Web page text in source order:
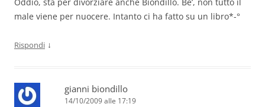
Oddio, sta per divorziare anche Biondillo. Be’, non tutto il
male viene per nuocere. Intanto ci ha fatto su un libro*-°
Rispondi ↓
gianni biondillo
14/10/2009 alle 17:19